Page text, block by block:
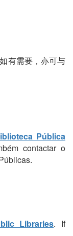
有需要，亦可与
Pública
contactar o
Libraries. If